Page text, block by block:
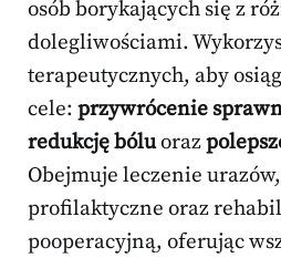
osób borykających się z
dolegliwościami.
terapeutycznych, aby
cele: przywrócenie
redukcję bóluoraz
Obejmuje leczenie
profilaktyczne oraz
pooperacyjną, oferując